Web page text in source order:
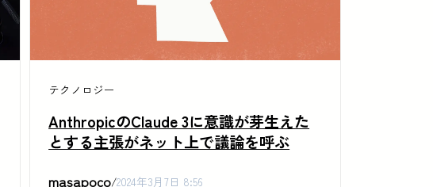
テクノロジー
AnthropicのClaude 3に意識が芽生えた
とする主張がネット上で議論を呼ぶ
masapoco/2024年3月7日 8:56